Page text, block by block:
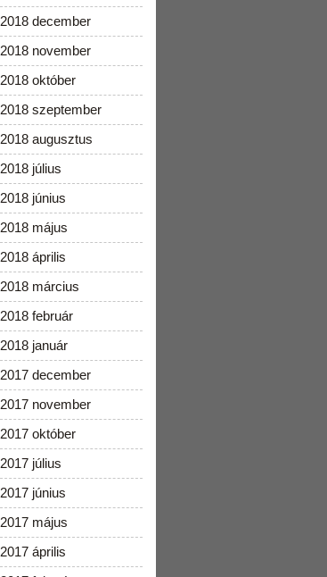
2018 december
2018 november
2018 október
2018 szeptember
2018 augusztus
2018 július
2018 június
2018 május
2018 április
2018 március
2018 február
2018 január
2017 december
2017 november
2017 október
2017 július
2017 június
2017 május
2017 április